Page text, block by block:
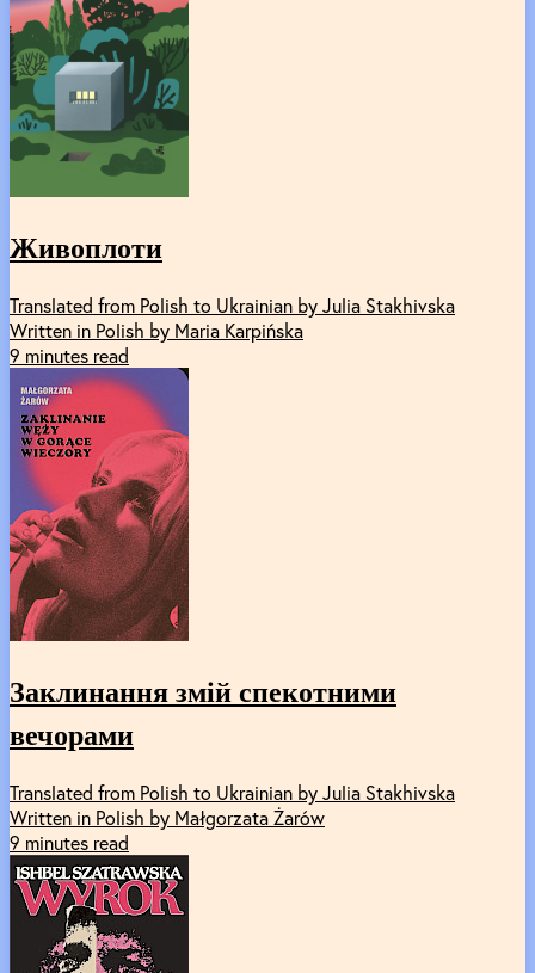
Живоплоти
Translated from Polish to Ukrainian by Julia Stakhivska
Written in Polish by Maria Karpińska
9 minutes read
Заклинання змій спекотними
вечорами
Translated from Polish to Ukrainian by Julia Stakhivska
Written in Polish by Małgorzata Żarów
9 minutes read